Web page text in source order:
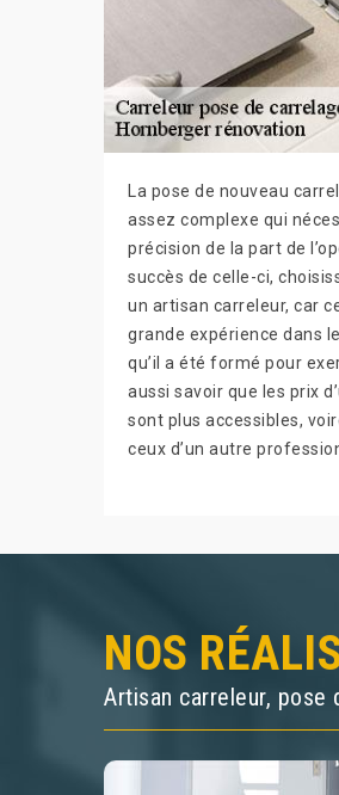
La pose de nouveau
assez complexe qui
précision de la part de
succès de celle-ci,
un artisan carreleur, car
grande expérience dans
qu’il a été formé pour
aussi savoir que les prix
sont plus accessibles,
ceux d’un autre
NOS
Artisan carreleur, pose